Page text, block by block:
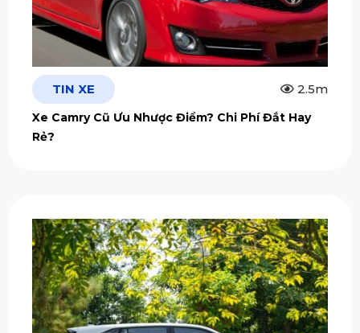
TIN XE 2.5m
Xe Camry Cũ Ưu Nhược Điểm? Chi Phí Đắt Hay
Rẻ?